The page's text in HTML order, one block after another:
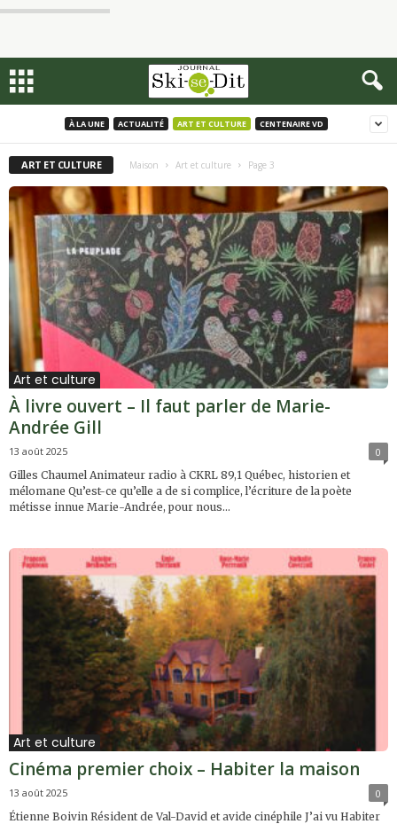
À LA UNE ACTUALITÉ ART ET CULTURE CENTENAIRE VD
ART ET CULTURE Maison Art et culture Page 3
Art et culture
À livre ouvert – Il faut parler de Marie-
Andrée Gill
13 août 2025
0
Gilles Chaumel Animateur radio à CKRL 89,1 Québec, historien et
mélomane Qu’est-ce qu’elle a de si complice, l’écriture de la poète
métisse innue Marie-Andrée, pour nous...
Art et culture
Cinéma premier choix – Habiter la maison
13 août 2025
0
Étienne Boivin Résident de Val-David et avide cinéphile J’ai vu Habiter